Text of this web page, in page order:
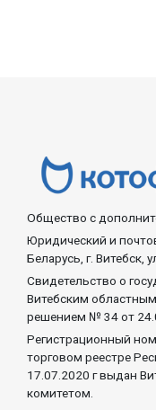
Общество с
Юридический и
Беларусь, г. Витебск,
Свидетельство о
Витебским
решением № 34 от
Регистрационный
торговом реестре
17.07.2020 г выдан
комитетом.